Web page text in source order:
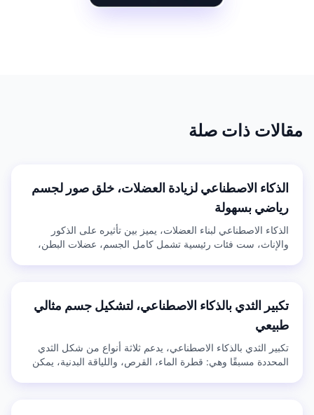
مقالات ذات صلة
الذكاء الاصطناعي لزيادة العضلات، خلق صور لجسم
رياضي بسهولة
الذكاء الاصطناعي لبناء العضلات، يميز بين تأثيره على الذكور
والإناث، ست فئات رئيسية تشمل كامل الجسم، عضلات البطن،
تكبير الثدي بالذكاء الاصطناعي، لتشكيل جسم مثالي
طبيعي
تكبير الثدي بالذكاء الاصطناعي، يدعم ثلاثة أنواع من شكل الثدي
المحددة مسبقًا وهي: قطرة الماء، القرص، واللياقة البدنية، يمكن